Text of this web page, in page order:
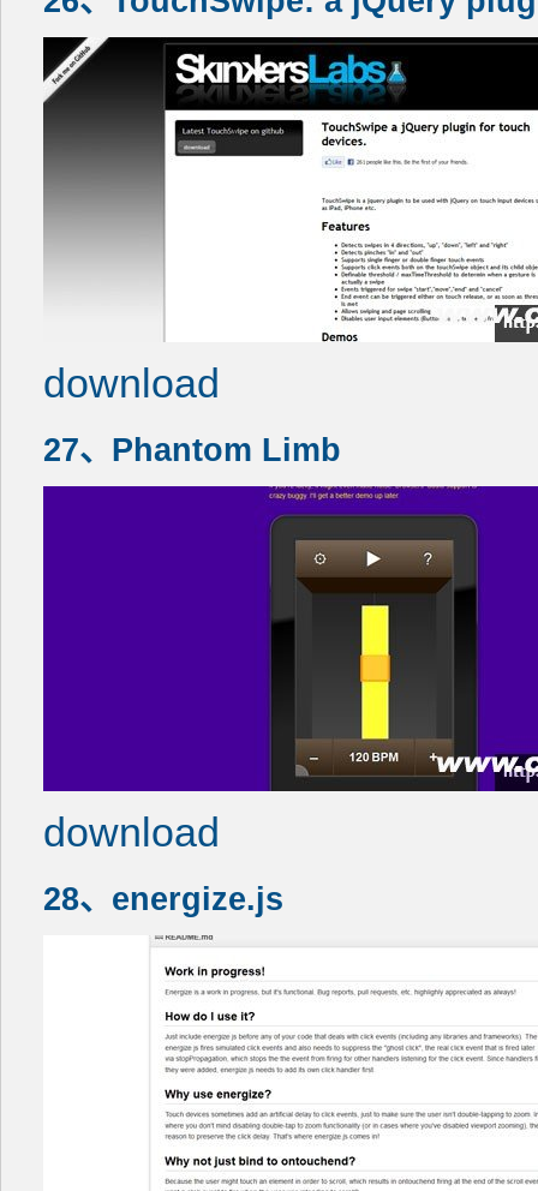
download
27、Phantom Limb
download
28、energize.js